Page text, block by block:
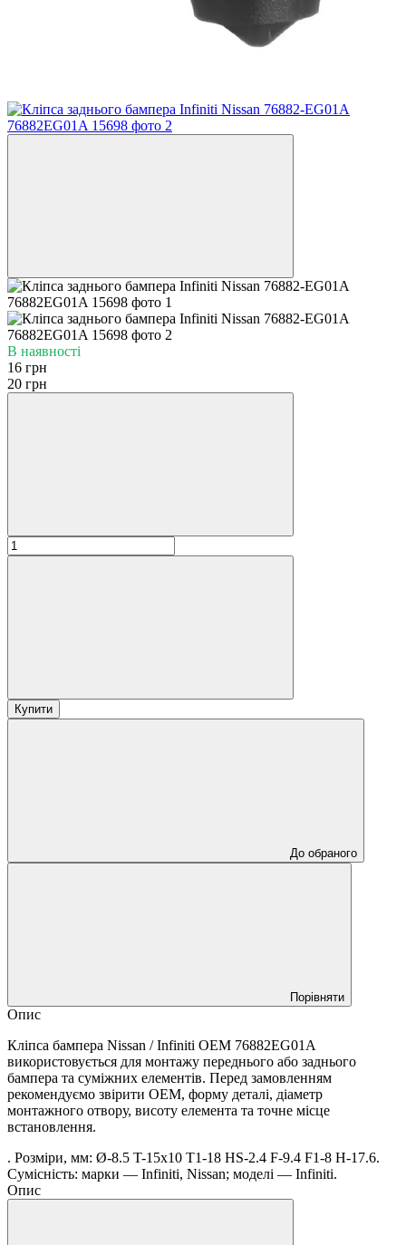
В наявності
16 грн
20 грн
Купити
До обраного
Порівняти
Опис
Кліпса бампера Nissan / Infiniti OEM 76882EG01A
використовується для монтажу переднього або заднього
бампера та суміжних елементів. Перед замовленням
рекомендуємо звірити OEM, форму деталі, діаметр
монтажного отвору, висоту елемента та точне місце
встановлення.
. Розміри, мм: Ø-8.5 T-15x10 T1-18 HS-2.4 F-9.4 F1-8 H-17.6.
Сумісність: марки — Infiniti, Nissan; моделі — Infiniti.
Опис